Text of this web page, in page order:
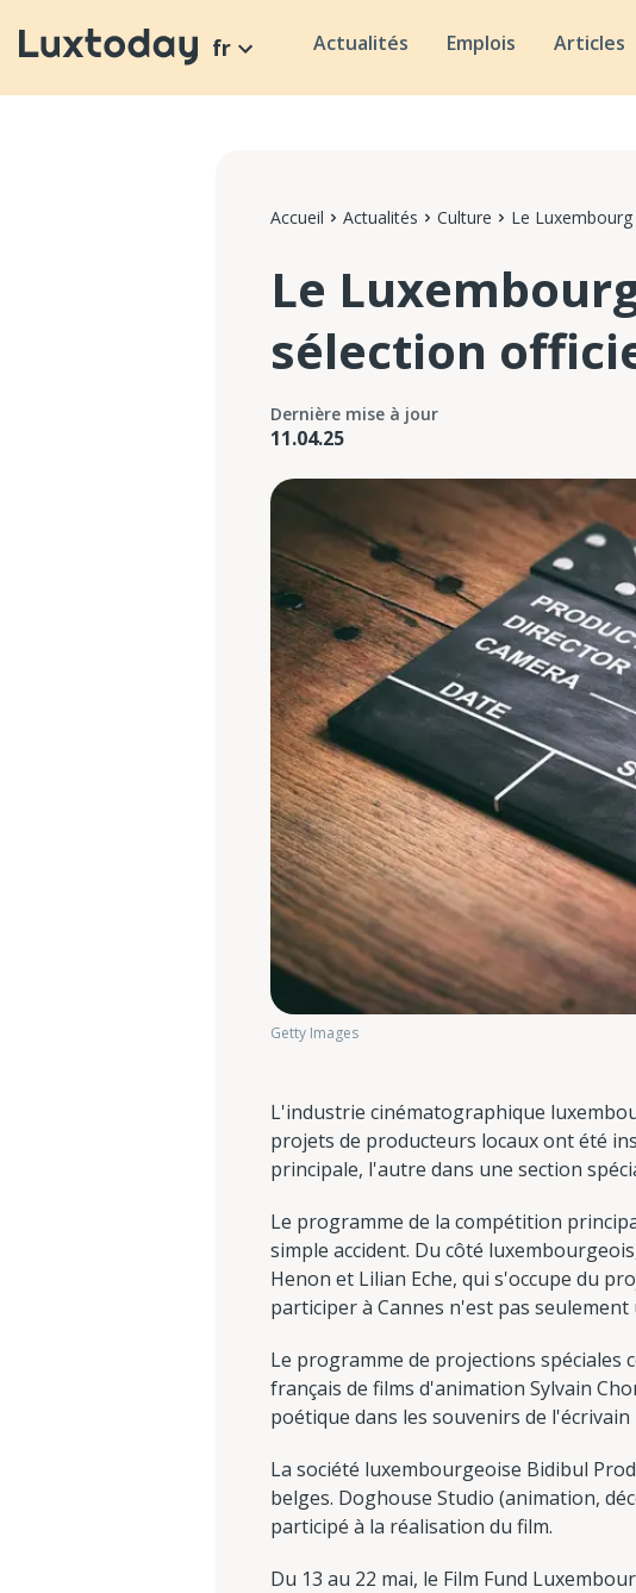
fr Actualités Emplois Articles
Accueil Actualités Culture Le
Le
sélection
Dernière mise à jour
11.04.25
Getty Images
L'industrie cinématographique
projets de producteurs locaux ont été
principale, l'autre dans une section
Le programme de la compétition
simple accident. Du côté
Henon et Lilian Eche, qui s'occupe du
participer à Cannes n'est pas
Le programme de projections
français de films d'animation Sylvain
poétique dans les souvenirs de
La société luxembourgeoise Bidibul
belges. Doghouse Studio (animation,
participé à la réalisation du film.
Du 13 au 22 mai, le Film Fund